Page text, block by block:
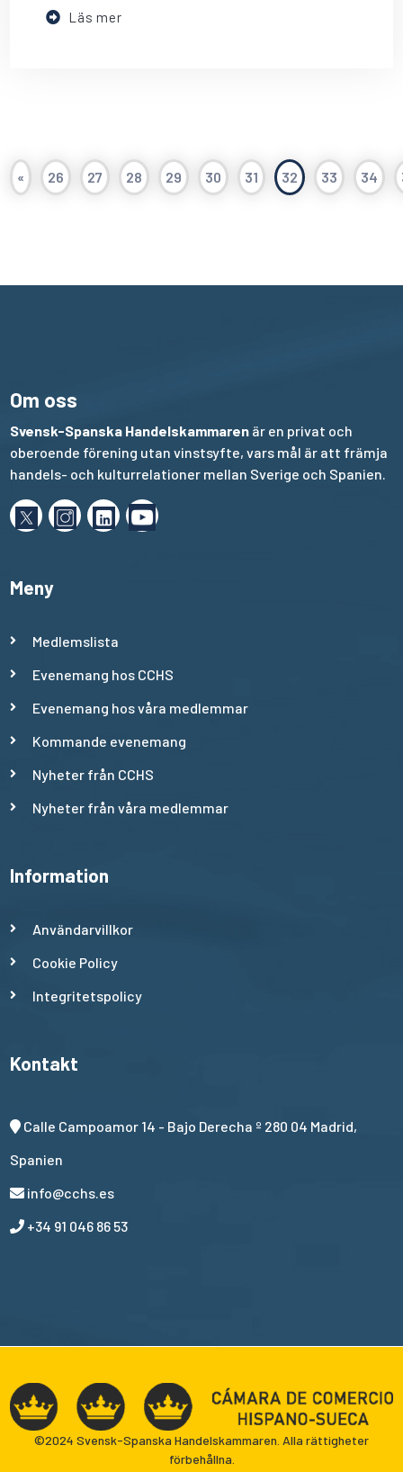
Läs mer
« 26 27 28 29 30 31 32 33 34
Om oss
Svensk-Spanska Handelskammaren är en privat och
oberoende förening utan vinstsyfte, vars mål är att främja
handels- och kulturrelationer mellan Sverige och Spanien.
Meny
Medlemslista
Evenemang hos CCHS
Evenemang hos våra medlemmar
Kommande evenemang
Nyheter från CCHS
Nyheter från våra medlemmar
Information
Användarvillkor
Cookie Policy
Integritetspolicy
Kontakt
Calle Campoamor 14 - Bajo Derecha º 280 04 Madrid,
Spanien
info@cchs.es
+34 91 046 86 53
©2024 Svensk-Spanska Handelskammaren. Alla rättigheter
förbehållna.